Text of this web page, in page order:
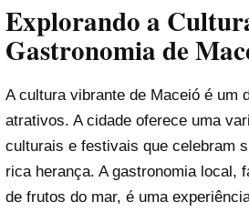
Explorando a
Gastronomia de
A cultura vibrante de Maceió é um
atrativos. A cidade oferece uma
culturais e festivais que celebram
rica herança. A gastronomia local,
de frutos do mar, é uma